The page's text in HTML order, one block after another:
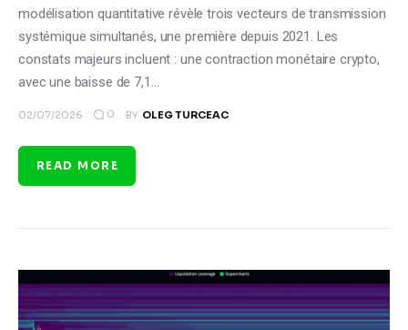
modélisation quantitative révèle trois vecteurs de transmission
systémique simultanés, une première depuis 2021. Les
constats majeurs incluent : une contraction monétaire crypto,
avec une baisse de 7,1…
02/07/2026 0 BY OLEG TURCEAC
READ MORE